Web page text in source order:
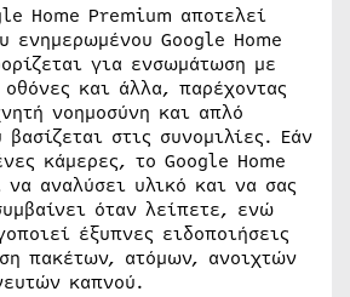
Home Premium αποτελεί
ενημερωμένου Google Home
για ενσωμάτωση με
και άλλα, παρέχοντας
νοημοσύνη και απλό
στις συνομιλίες. Εάν
κάμερες, το Google Home
αναλύσει υλικό και να σας
όταν λείπετε, ενώ
έξυπνες ειδοποιήσεις
πακέτων, ατόμων, ανοιχτών
καπνού.